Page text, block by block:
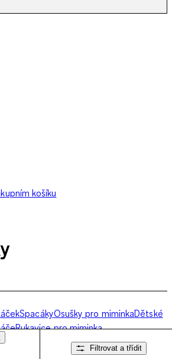
košíku
SpacákyOsušky pro miminkaDětské
Rukavice pro miminka
Filtrovat a třídit